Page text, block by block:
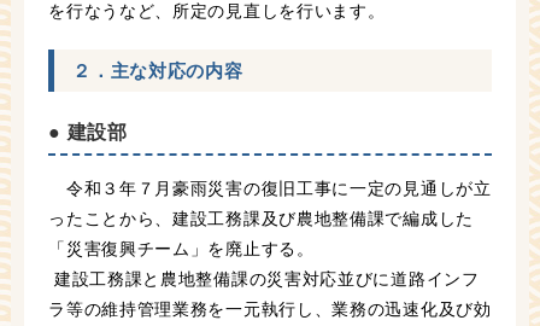
を行なうなど、所定の見直しを行います。
２．主な対応の内容
● 建設部
令和３年７月豪雨災害の復旧工事に一定の見通しが立
ったことから、建設工務課及び農地整備課で編成した
「災害復興チーム」を廃止する。
建設工務課と農地整備課の災害対応並びに道路インフ
ラ等の維持管理業務を一元執行し、業務の迅速化及び効